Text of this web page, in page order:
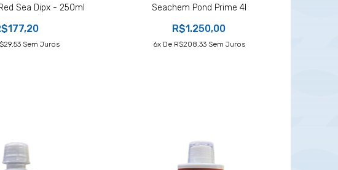
Sea Dipx - 250ml
Sem Juros
Seachem Pond Prime 4l
R$1.250,00
6X De R$208,33Sem Juros